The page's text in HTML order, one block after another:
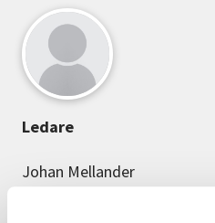
Ledare
Johan Mellander